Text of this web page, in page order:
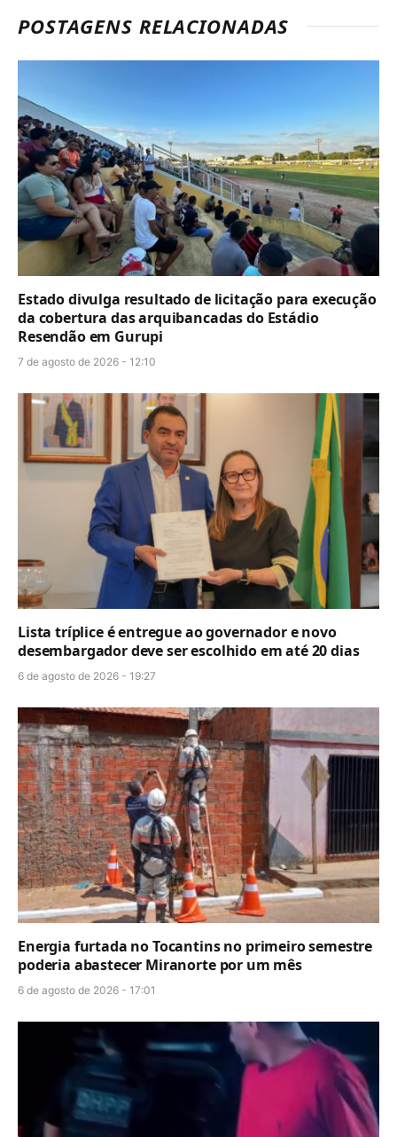
POSTAGENS RELACIONADAS
Estado divulga resultado de licitação para execução
da cobertura das arquibancadas do Estádio
Resendão em Gurupi
7 de agosto de 2026 - 12:10
Lista tríplice é entregue ao governador e novo
desembargador deve ser escolhido em até 20 dias
6 de agosto de 2026 - 19:27
Energia furtada no Tocantins no primeiro semestre
poderia abastecer Miranorte por um mês
6 de agosto de 2026 - 17:01